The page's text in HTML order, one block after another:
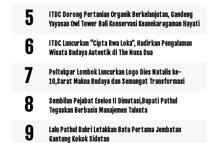
ITDC Dorong Pertanian Organik Berkelanjutan, Gandeng
Yayasan Owl Tower Bali Konservasi Keanekaragaman Hayati
ITDC Luncurkan “Cipta Rwa Loka”, Hadirkan Pengalaman
Wisata Budaya Autentik di The Nusa Dua
Poltekpar Lombok Luncurkan Logo Dies Natalis ke-
10,Sarat Makna Budaya dan Semangat Transformasi
Sembilan Pejabat Eselon II Dimutasi,Bupati Pathul
Tegaskan Berbasis Manajemen Talenta
Lalu Pathul Bahri Letakkan Batu Pertama Jembatan
Gantung Kokok Sidutan